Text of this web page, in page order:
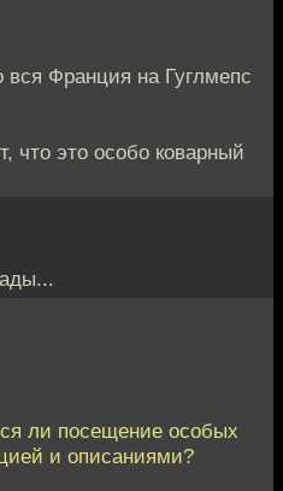
Франция на Гуглмепс
что это особо коварный
ли посещение особых
и описаниями?